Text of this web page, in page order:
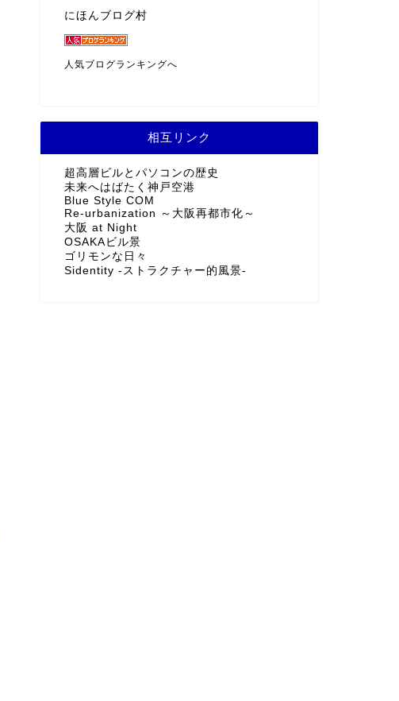
にほんブログ村
人気ブログランキングへ
相互リンク
超高層ビルとパソコンの歴史
未来へはばたく神戸空港
Blue Style COM
Re-urbanization ～大阪再都市化～
大阪 at Night
OSAKAビル景
ゴリモンな日々
Sidentity -ストラクチャー的風景-